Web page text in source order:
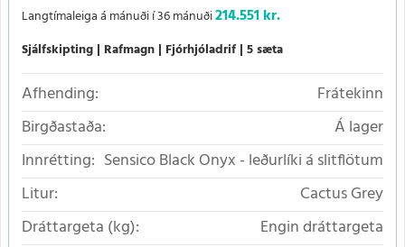
Langtímaleiga á mánuði í 36 mánuði214.551 kr.
Sjálfskipting Rafmagn Fjórhjóladrif 5 sæta
Afhending:
Frátekinn
Birgðastaða:
Á lager
Innrétting: Sensico Black Onyx - leðurlíki á slitflötum
Litur:
Cactus Grey
Dráttargeta (kg):
Engin dráttargeta